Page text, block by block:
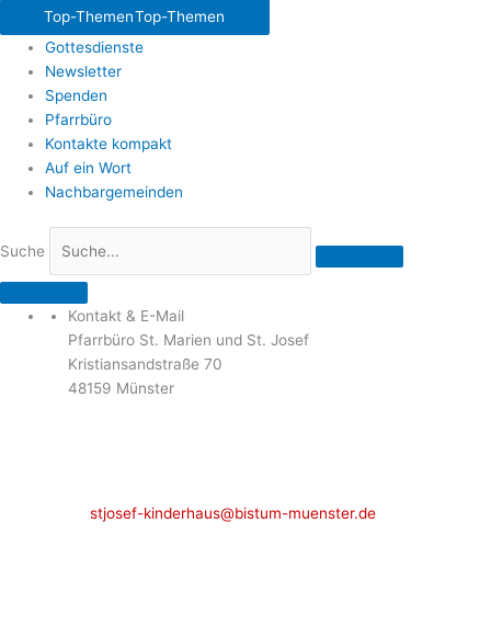
Top-ThemenTop-Themen
Gottesdienste
Newsletter
Spenden
Pfarrbüro
Kontakte kompakt
Auf ein Wort
Nachbargemeinden
Suche
Kontakt & E-Mail
Pfarrbüro St. Marien und St. Josef
Kristiansandstraße 70
48159 Münster
stjosef-kinderhaus@bistum-muenster.de